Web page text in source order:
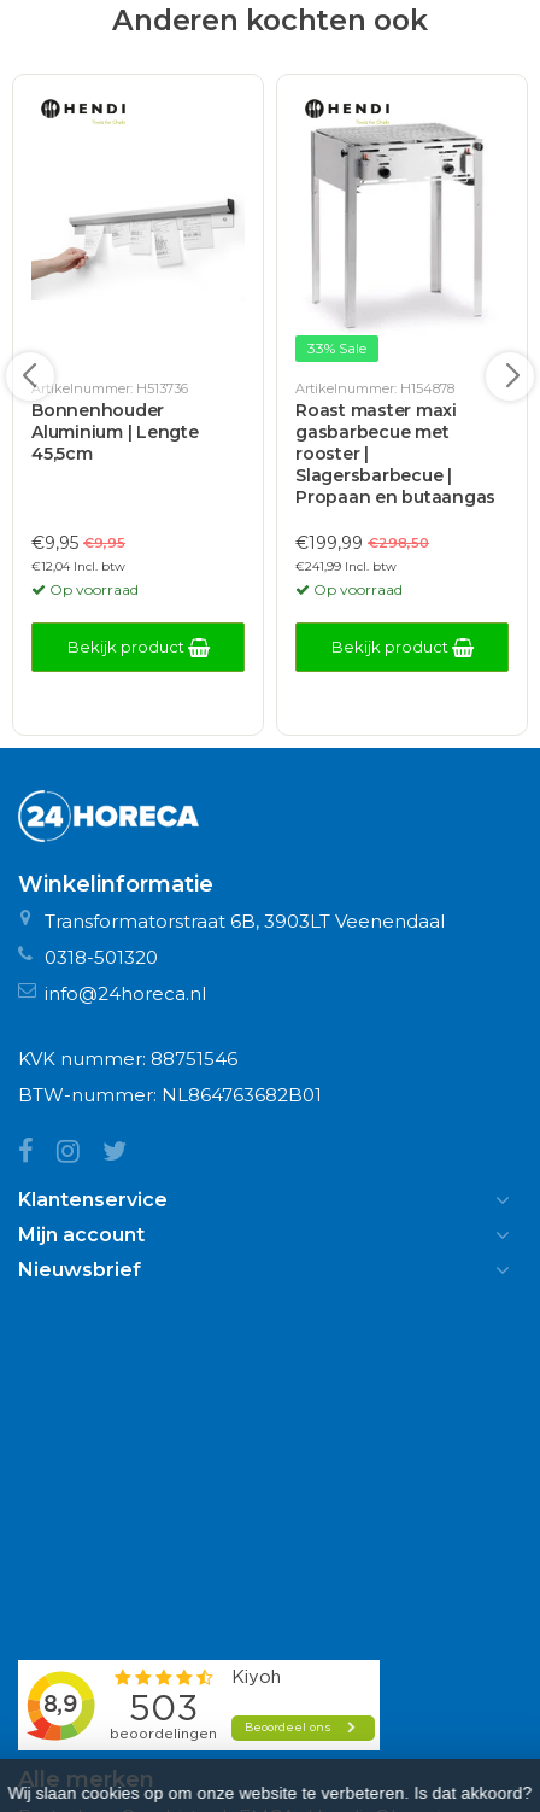
Anderen kochten ook
Artikelnummer: H513736
Bonnenhouder
Aluminium | Lengte
45,5cm
€9,95 €9,95
€12,04 Incl. btw
Op voorraad
Bekijk product
33% Sale
Artikelnummer: H154878
Roast master maxi
gasbarbecue met
rooster |
Slagersbarbecue |
Propaan en butaangas
€199,99 €298,50
€241,99 Incl. btw
Op voorraad
Bekijk product
Winkelinformatie
Transformatorstraat 6B, 3903LT Veenendaal
0318-501320
info@24horeca.nl
KVK nummer: 88751546
BTW-nummer: NL864763682B01
Klantenservice
Mijn account
Nieuwsbrief
Alle merken
Wij slaan cookies op om onze website te verbeteren. Is dat akkoord?